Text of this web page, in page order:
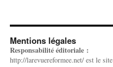
Mentions légales
Responsabilité éditoriale :
http://larevuereformee.net/ est le site